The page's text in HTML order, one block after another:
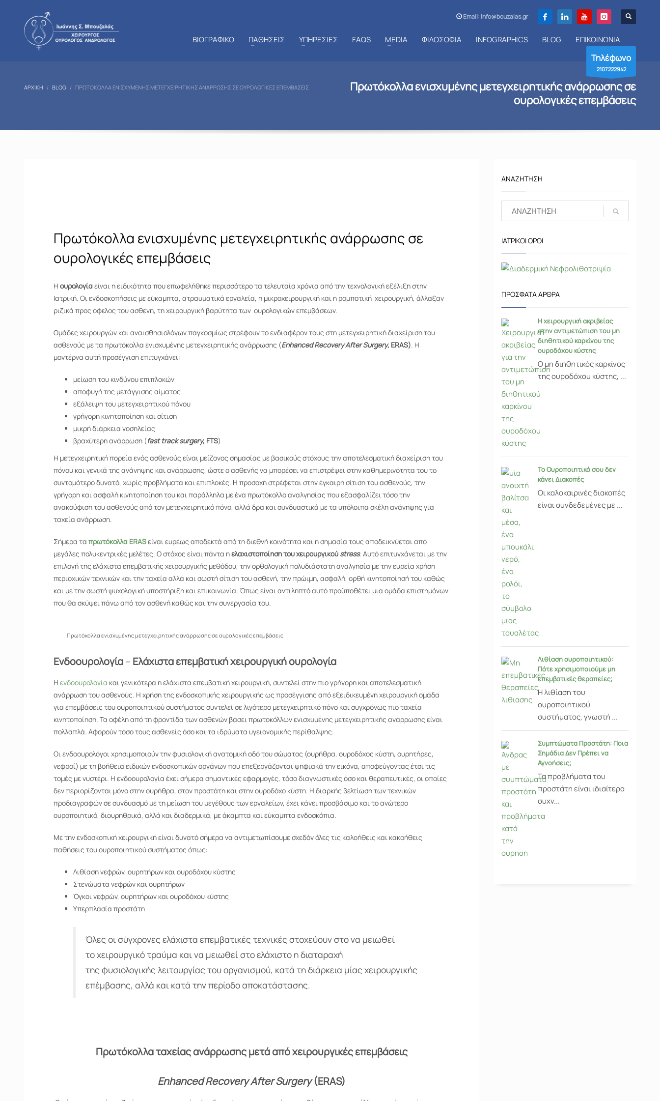
Email: info@bouzalas.gr
ΒΙΟΓΡΑΦΙΚΟ ΠΑΘΗΣΕΙΣ ΥΠΗΡΕΣΙΕΣ FAQS MEDIA ΦΙΛΟΣΟΦΙΑ INFOGRAPHICS BLOG ΕΠΙΚΟΙΝΩΝΙΑ
Τηλέφωνο
2107222942
ΑΡΧΙΚΉ BLOG ΠΡΩΤΌΚΟΛΛΑ ΕΝΙΣΧΥΜΈΝΗΣ ΜΕΤΕΓΧΕΙΡΗΤΙΚΉΣ ΑΝΆΡΡΩΣΗΣ ΣΕ ΟΥΡΟΛΟΓΙΚΈΣ ΕΠΕΜΒΆΣΕΙΣ
Πρωτόκολλα ενισχυμένης μετεγχειρητικής ανάρρωσης σε
ουρολογικές επεμβάσεις
Πρωτόκολλα ενισχυμένης μετεγχειρητικής ανάρρωσης σε
ουρολογικές επεμβάσεις
Η oυρολογία είναι η ειδικότητα που επωφελήθηκε περισσότερο τα τελευταία χρόνια από την τεχνολογική εξέλιξη στην
Ιατρική. Οι ενδοσκοπήσεις με εύκαμπτα, ατραυματικά εργαλεία, η μικροχειρουργική και η ρομποτική χειρουργική, άλλαξαν
ριζικά προς όφελος του ασθενή, τη χειρουργική βαρύτητα των ουρολογικών επεμβάσεων.
Ομάδες χειρουργών και αναισθησιολόγων παγκοσμίως στρέφουν το ενδιαφέρον τους στη μετεγχειρητική διαχείριση του
ασθενούς με τα πρωτόκολλα ενισχυμένης μετεγχειρητικής ανάρρωσης (Enhanced Recovery After Surgery, ERAS). Η
μοντέρνα αυτή προσέγγιση επιτυγχάνει:
μείωση του κινδύνου επιπλοκών
αποφυγή της μετάγγισης αίματος
εξάλειψη του μετεγχειρητικού πόνου
γρήγορη κινητοποίηση και σίτιση
μικρή διάρκεια νοσηλείας
βραχύτερη ανάρρωση (fast track surgery, FTS)
Η μετεγχειρητική πορεία ενός ασθενούς είναι μείζονος σημασίας με βασικούς στόχους την αποτελεσματική διαχείριση του
πόνου και γενικά της ανάνηψης και ανάρρωσης, ώστε ο ασθενής να μπορέσει να επιστρέψει στην καθημερινότητα του το
συντομότερο δυνατό, χωρίς προβλήματα και επιπλοκές. Η προσοχή στρέφεται στην έγκαιρη σίτιση του ασθενούς, την
γρήγορη και ασφαλή κινητοποίηση του και παράλληλα με ένα πρωτόκολλο αναλγησίας που εξασφαλίζει τόσο την
ανακούφιση του ασθενούς από τον μετεγχειρητικό πόνο, αλλά δρα και συνδυαστικά με τα υπόλοιπα σκέλη ανάνηψης για
ταχεία ανάρρωση.
Σήμερα τα πρωτόκολλα ERASείναι ευρέως αποδεκτά από τη διεθνή κοινότητα και η σημασία τους αποδεικνύεται από
μεγάλες πολυκεντρικές μελέτες. Ο στόχος είναι πάντα ηελαχιστοποίηση του χειρουργικού stress. Αυτό επιτυγχάνεται με την
επιλογή της ελάχιστα επεμβατικής χειρουργικής μεθόδου, την ορθολογική πολυδιάστατη αναλγησία με την ευρεία χρήση
περιοχικών τεχνικών και την ταχεία αλλά και σωστή σίτιση του ασθενή, την πρώιμη, ασφαλή, ορθή κινητοποίησή του καθώς
και με την σωστή ψυχολογική υποστήριξη και επικοινωνία. Όπως είναι αντιληπτό αυτό προϋποθέτει μια ομάδα επιστημόνων
που θα σκύψει πάνω από τον ασθενή καθώς και την συνεργασία του.
Πρωτόκολλα ενισχυμένης μετεγχειρητικής ανάρρωσης σε ουρολογικές επεμβάσεις
Ενδοουρολογία– Ελάχιστα επεμβατική χειρουργική ουρολογία
Η ενδοουρολογία και γενικότερα η ελάχιστα επεμβατική χειρουργική, συντελεί στην πιο γρήγορη και αποτελεσματική
ανάρρωση του ασθενούς. Η χρήση της ενδοσκοπικής χειρουργικής ως προσέγγισης από εξειδικευμένη χειρουργική ομάδα
για επεμβάσεις του ουροποιητικού συστήματος συντελεί σε λιγότερο μετεγχειρητικό πόνο και συγχρόνως πιο ταχεία
κινητοποίηση. Τα οφέλη από τη φροντίδα των ασθενών βάσει πρωτοκόλλων ενισχυμένης μετεγχειρητικής ανάρρωσης είναι
πολλαπλά. Αφορούν τόσο τους ασθενείς όσο και τα ιδρύματα υγειονομικής περίθαλψης.
Οι ενδοουρολόγοι χρησιμοποιούν την φυσιολογική ανατομική οδό του σώματος (ουρήθρα, ουροδόχος κύστη, ουρητήρες,
νεφροί) με τη βοήθεια ειδικών ενδοσκοπικών οργάνων που επεξεργάζονται ψηφιακά την εικόνα, αποφεύγοντας έτσι τις
τομές με νυστέρι. Η ενδοουρολογία έχει σήμερα σημαντικές εφαρμογές, τόσο διαγνωστικές όσο και θεραπευτικές, οι οποίες
δεν περιορίζονται μόνο στην ουρήθρα, στον προστάτη και στην ουροδόχο κύστη. Η διαρκής βελτίωση των τεχνικών
προδιαγραφών σε συνδυασμό με τη μείωση του μεγέθους των εργαλείων, έχει κάνει προσβάσιμο και το ανώτερο
ουροποιητικό, διουρηθρικά, αλλά και διαδερμικά, με άκαμπτα και εύκαμπτα ενδοσκόπια.
Με την ενδοσκοπική χειρουργική είναι δυνατό σήμερα να αντιμετωπίσουμε σχεδόν όλες τις καλοήθεις και κακοήθεις
παθήσεις του ουροποιητικού συστήματος όπως:
Λιθίαση νεφρών, ουρητήρων και ουροδόχου κύστης
Στενώματα νεφρών και ουρητήρων
Όγκοι νεφρών, ουρητήρων και ουροδόχου κύστης
Υπερπλασία προστάτη
Όλες οι σύγχρονες ελάχιστα επεμβατικές τεχνικές στοχεύουν στο να μειωθεί
το χειρουργικό τραύμα και να μειωθεί στο ελάχιστο η διαταραχή
της φυσιολογικής λειτουργίας του οργανισμού, κατά τη διάρκεια μίας χειρουργικής
επέμβασης, αλλά και κατά την περίοδο αποκατάστασης.
Πρωτόκολλα ταχείας ανάρρωσης μετά από χειρουργικές επεμβάσεις
Enhanced Recovery After Surgery(ERAS)
ΑΝΑΖΉΤΗΣΗ
ΙΑΤΡΙΚΟΊ ΌΡΟΙ
ΠΡΌΣΦΑΤΑ ΆΡΘΡΑ
Η χειρουργική ακριβείας
στην αντιμετώπιση του μη
διηθητικού καρκίνου της
ουροδόχου κύστης
Ο μη διηθητικός καρκίνος
της ουροδόχου κύστης, ...
Το Ουροποιητικό σου δεν
κάνει Διακοπές
Οι καλοκαιρινές διακοπές
είναι συνδεδεμένες με ...
Λιθίαση ουροποιητικού:
Πότε χρησιμοποιούμε μη
επεμβατικές θεραπείες;
Η λιθίαση του
ουροποιητικού
συστήματος, γνωστή ...
Συμπτώματα Προστάτη: Ποια
Σημάδια Δεν Πρέπει να
Αγνοήσεις;
Τα προβλήματα του
προστάτη είναι ιδιαίτερα
συχν...